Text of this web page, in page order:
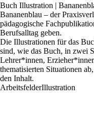
Buch Illustration |
Bananenblau – der
pädagogische
Berufsalltag geben.
Die Illustrationen für das
sind, wie das Buch, in zwei
Lehrer*innen,
thematisierten Situationen
den Inhalt.
ArbeitsfelderIllustration